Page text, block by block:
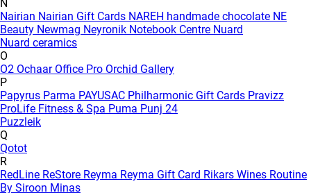
N
Nairian Nairian Gift Cards NAREH handmade chocolate NE
Beauty Newmag Neyronik Notebook Centre Nuard
Nuard ceramics
O
O2 Ochaar Office Pro Orchid Gallery
P
Papyrus Parma PAYUSAC Philharmonic Gift Cards Pravizz
ProLife Fitness & Spa Puma Punj 24
Puzzleik
Q
Qotot
R
RedLine ReStore Reyma Reyma Gift Card Rikars Wines Routine
By Siroon Minas